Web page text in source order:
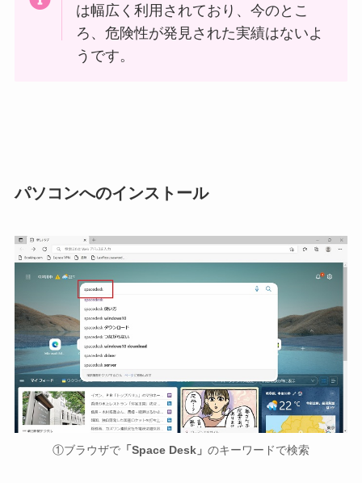
は幅広く利用されており、今のとこ
ろ、危険性が発見された実績はないよ
うです。
パソコンへのインストール
①ブラウザで 「Space Desk」 のキーワードで検索